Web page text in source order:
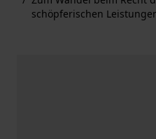
schöpferischen